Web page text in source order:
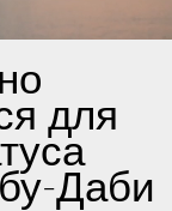
для
Даби